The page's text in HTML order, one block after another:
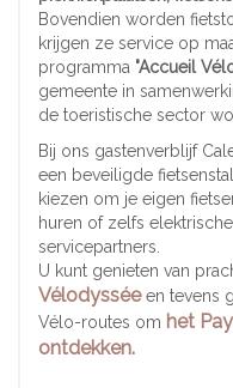
Bovendien worden
krijgen ze service op
programma "Accueil
gemeente in
de toeristische sector
Bij ons gastenverblijf
een beveiligde
kiezen om je eigen
huren of zelfs
servicepartners.
U kunt genieten van
Vélodysséeen tevens
Vélo-routes om het
ontdekken.